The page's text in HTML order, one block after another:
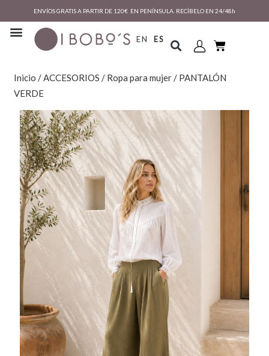
ENVÍOS GRATIS A PARTIR DE 120€ EN PENÍNSULA. RECÍBELO EN 24/48h
EN ES
Inicio /ACCESORIOS / Ropa para mujer/ PANTALÓN
VERDE